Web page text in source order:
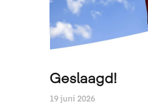
Geslaagd!
19 juni 2026